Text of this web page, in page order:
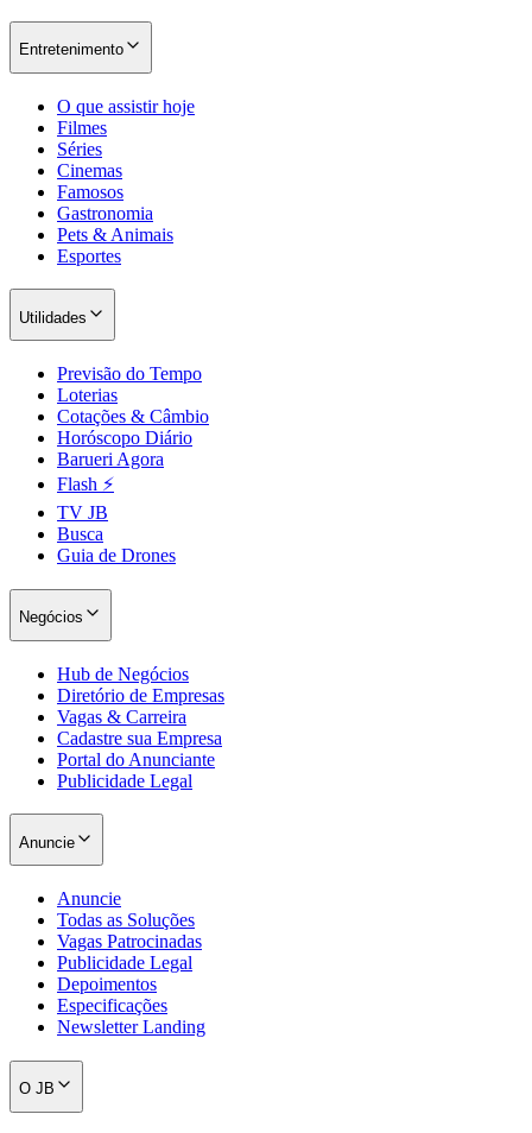
São Paulo
Entretenimento
O que assistir hoje
Filmes
Séries
Cinemas
Famosos
Gastronomia
Pets & Animais
Esportes
Utilidades
Previsão do Tempo
Loterias
Cotações & Câmbio
Horóscopo Diário
Barueri Agora
Flash ⚡
TV JB
Busca
Guia de Drones
Negócios
Hub de Negócios
Diretório de Empresas
Vagas & Carreira
Cadastre sua Empresa
Portal do Anunciante
Publicidade Legal
Anuncie
Anuncie
Todas as Soluções
Vagas Patrocinadas
Publicidade Legal
Depoimentos
Especificações
Newsletter Landing
O JB